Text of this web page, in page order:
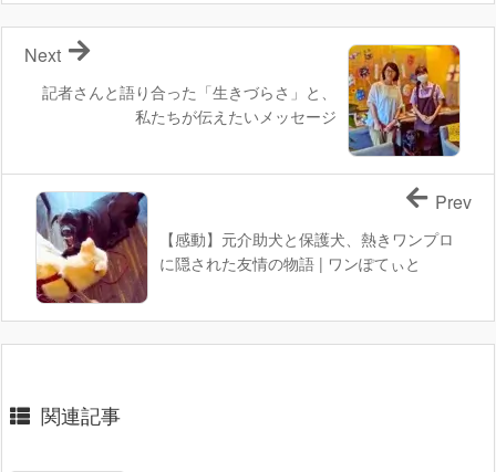
記者さんと語り合った「生きづらさ」と、
私たちが伝えたいメッセージ
Next
【感動】元介助犬と保護犬、熱きワンプロ
に隠された友情の物語 | ワンぽてぃと
Prev
関連記事